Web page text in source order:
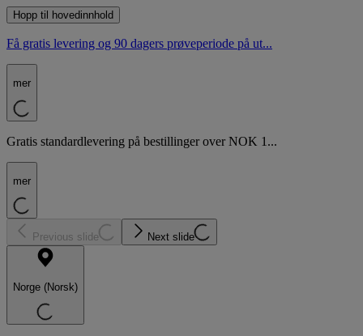
Hopp til hovedinnhold
Få gratis levering og 90 dagers prøveperiode på ut...
mer
Gratis standardlevering på bestillinger over NOK 1...
mer
Previous slide Next slide
Norge (Norsk)